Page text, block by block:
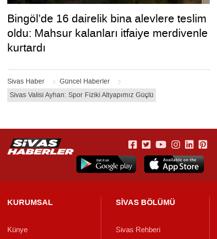
Sivas Haber
Güncel Haberler
Sivas Valisi Ayhan: Spor Fiziki Altyapımız Güçlü
Bingöl’de 16 dairelik bina alevlere teslim
oldu: Mahsur kalanları itfaiye merdivenle
kurtardı
KURUMSAL
Künye
SİVAS BÖLÜMÜ
Sivas Rehberi